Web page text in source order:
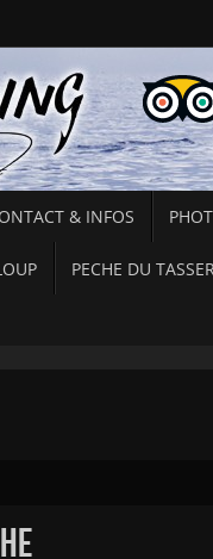
& INFOS
PECHE DU